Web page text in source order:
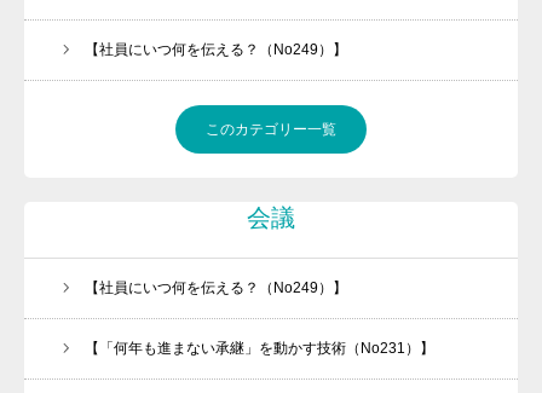
【社員にいつ何を伝える？（No249）】
このカテゴリー一覧
会議
【社員にいつ何を伝える？（No249）】
【「何年も進まない承継」を動かす技術（No231）】